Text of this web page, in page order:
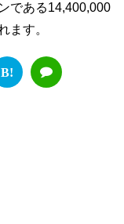
である14,400,000
ます。
B!